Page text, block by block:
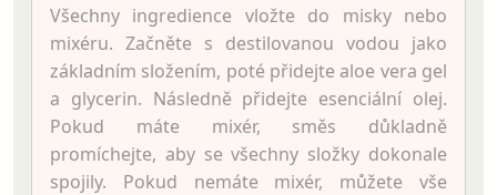
Všechny ingredience vložte do misky nebo
mixéru. Začněte s destilovanou vodou jako
základním složením, poté přidejte aloe vera gel
a glycerin. Následně přidejte esenciální olej.
Pokud máte mixér, směs důkladně
promíchejte, aby se všechny složky dokonale
spojily. Pokud nemáte mixér, můžete vše